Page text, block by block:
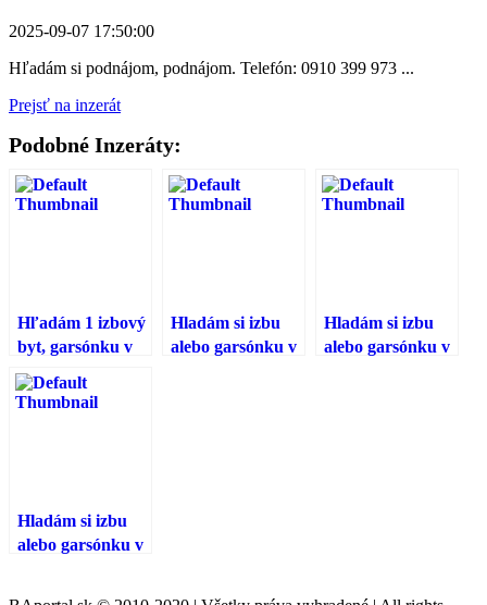
2025-09-07 17:50:00
Hľadám si podnájom, podnájom. Telefón: 0910 399 973 ...
Prejsť na inzerát
Podobné Inzeráty:
Hľadám 1 izbový
byt, garsónku v
Rači, Novom
Meste, Vajnoroch
Hladám si izbu
alebo garsónku v
Hladám si izbu
alebo garsónku v
Hladám si izbu
alebo garsónku v